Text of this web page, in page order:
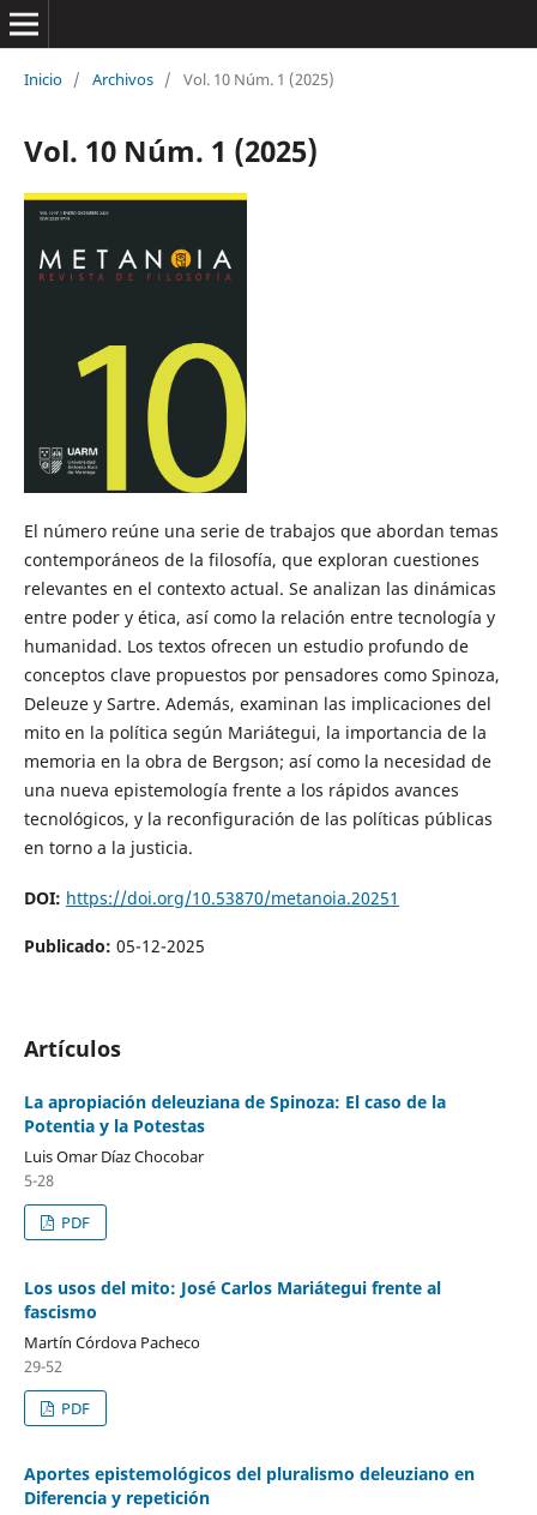
Inicio / Archivos / Vol. 10 Núm. 1 (2025)
Vol. 10 Núm. 1 (2025)
El número reúne una serie de trabajos que abordan temas
contemporáneos de la filosofía, que exploran cuestiones
relevantes en el contexto actual. Se analizan las dinámicas
entre poder y ética, así como la relación entre tecnología y
humanidad. Los textos ofrecen un estudio profundo de
conceptos clave propuestos por pensadores como Spinoza,
Deleuze y Sartre. Además, examinan las implicaciones del
mito en la política según Mariátegui, la importancia de la
memoria en la obra de Bergson; así como la necesidad de
una nueva epistemología frente a los rápidos avances
tecnológicos, y la reconfiguración de las políticas públicas
en torno a la justicia.
DOI: https://doi.org/10.53870/metanoia.20251
Publicado: 05-12-2025
Artículos
La apropiación deleuziana de Spinoza: El caso de la
Potentia y la Potestas
Luis Omar Díaz Chocobar
5-28
PDF
Los usos del mito: José Carlos Mariátegui frente al
fascismo
Martín Córdova Pacheco
29-52
PDF
Aportes epistemológicos del pluralismo deleuziano en
Diferencia y repetición